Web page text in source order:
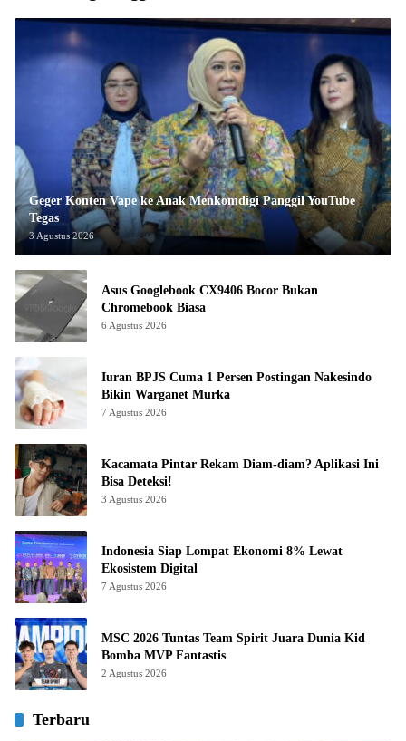
Geger Konten Vape ke Anak Menkomdigi Panggil YouTube
Tegas
3 Agustus 2026
Asus Googlebook CX9406 Bocor Bukan
Chromebook Biasa
6 Agustus 2026
Iuran BPJS Cuma 1 Persen Postingan Nakesindo
Bikin Warganet Murka
7 Agustus 2026
Kacamata Pintar Rekam Diam-diam? Aplikasi Ini
Bisa Deteksi!
3 Agustus 2026
Indonesia Siap Lompat Ekonomi 8% Lewat
Ekosistem Digital
7 Agustus 2026
MSC 2026 Tuntas Team Spirit Juara Dunia Kid
Bomba MVP Fantastis
2 Agustus 2026
Terbaru